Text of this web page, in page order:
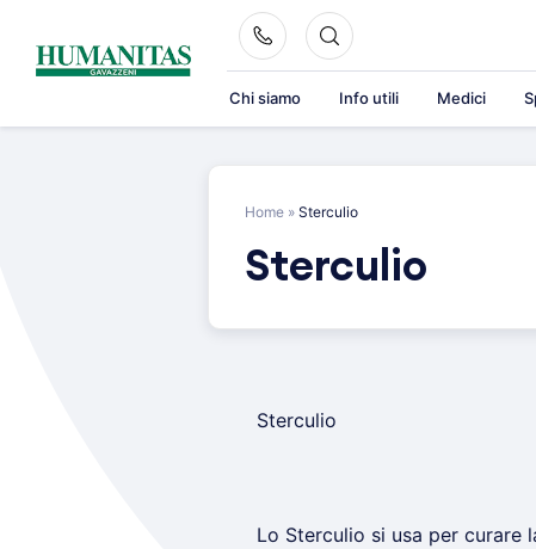
content
Chi siamo Info utili Medici
Home » Sterculio
Sterculio
Sterculio
Lo Sterculio si usa per curare